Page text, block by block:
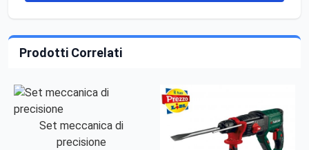
Prodotti Correlati
Set meccanica di
precisione